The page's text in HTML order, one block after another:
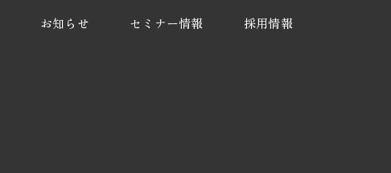
お知らせ セミナー情報 採用情報